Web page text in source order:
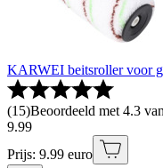
KARWEI beitsroller voor
(15)Beoordeeld met 4.3
9.99
Prijs: 9.99 euro